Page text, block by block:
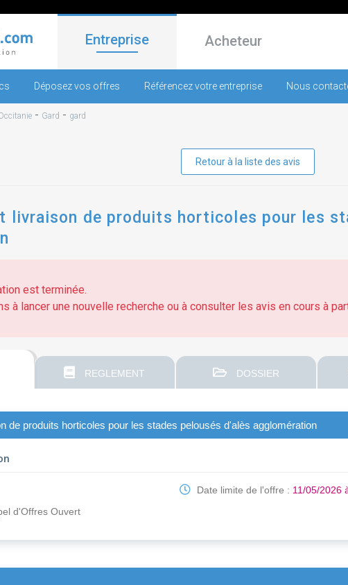
Entreprise Acheteur
Déposez vos offres Référencez votre entreprise Nous
- Gard - gard
Retour à la liste des avis
livraison de produits horticoles pour les
est terminée.
à lancer une nouvelle recherche ou à consulter les avis en cours à
REGLEMENT DOSSIER
de produits horticoles pour les stades pelousés d'alès agglomération
d'Offres Ouvert
Date limite de l'offre : 11/05/2026